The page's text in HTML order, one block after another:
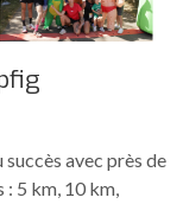
succès avec près de
5 km, 10 km,